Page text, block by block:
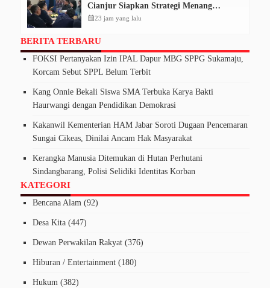
Cianjur Siapkan Strategi Menang
Pemilu 2029
calendar_month23 jam yang lalu
BERITA TERBARU
FOKSI Pertanyakan Izin IPAL Dapur MBG SPPG Sukamaju,
Korcam Sebut SPPL Belum Terbit
Kang Onnie Bekali Siswa SMA Terbuka Karya Bakti
Haurwangi dengan Pendidikan Demokrasi
Kakanwil Kementerian HAM Jabar Soroti Dugaan Pencemaran
Sungai Cikeas, Dinilai Ancam Hak Masyarakat
Kerangka Manusia Ditemukan di Hutan Perhutani
Sindangbarang, Polisi Selidiki Identitas Korban
KATEGORI
Bencana Alam (92)
Desa Kita (447)
Dewan Perwakilan Rakyat (376)
Hiburan / Entertainment (180)
Hukum (382)